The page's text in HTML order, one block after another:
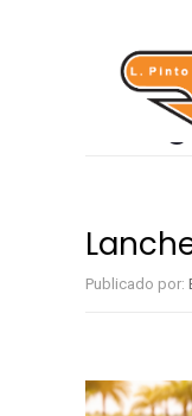
Home /
Publicado por: